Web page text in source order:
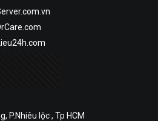
P.Nhiêu lộc , Tp HCM